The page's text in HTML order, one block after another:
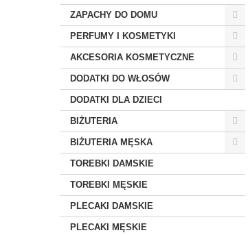
ZAPACHY DO DOMU
PERFUMY I KOSMETYKI
AKCESORIA KOSMETYCZNE
DODATKI DO WŁOSÓW
DODATKI DLA DZIECI
BIŻUTERIA
BIŻUTERIA MĘSKA
TOREBKI DAMSKIE
TOREBKI MĘSKIE
PLECAKI DAMSKIE
PLECAKI MĘSKIE